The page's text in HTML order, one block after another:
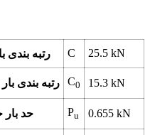
رتبه بندی C 25.5 kN
رتبه بندی C0 15.3 kN
حد Pu 0.655 kN